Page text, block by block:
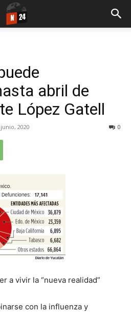
abril de
López Gatell
2020 0
a vivir la “nueva realidad”
con la influenza y